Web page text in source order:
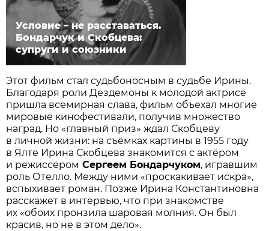
Условие – не расставаться.
Бондарчук и Скобцева:
супруги и союзники
Этот фильм стал судьбоносным в судьбе Ирины.
Благодаря роли Дездемоны к молодой актрисе
пришла всемирная слава, фильм объехал многие
мировые кинофестивали, получив множество
наград. Но «главный приз» ждал Скобцеву
в личной жизни: на съёмках картины в 1955 году
в Ялте Ирина Скобцева знакомится с актёром
и режиссёром Сергеем Бондарчуком, игравшим
роль Отелло. Между ними «проскакивает искра»,
вспыхивает роман. Позже Ирина Константиновна
расскажет в интервью, что при знакомстве
их «обоих пронзила шаровая молния. Он был
красив, но не в этом дело».